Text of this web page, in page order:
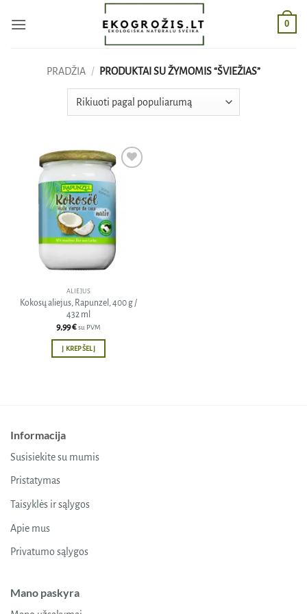
0
PRADŽIA / PRODUKTAI SU ŽYMOMIS “ŠVIEŽIAS”
ALIEJUS
Kokosų aliejus, Rapunzel, 400 g /
432 ml
9,99€su PVM
Į KREPŠELĮ
Informacija
Susisiekite su mumis
Pristatymas
Taisyklės ir sąlygos
Apie mus
Privatumo sąlygos
Mano paskyra